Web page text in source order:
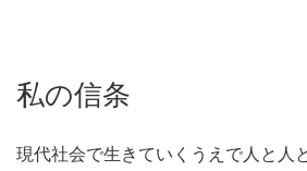
私の信条
現代社会で生きていくうえで人と人